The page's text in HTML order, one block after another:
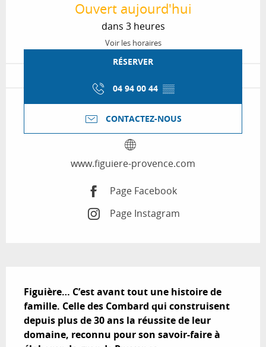
Ouvert aujourd'hui
dans 3 heures
Voir les horaires
RÉSERVER
04 94 00 44 ▒▒
CONTACTEZ-NOUS
www.figuiere-provence.com
Page Facebook
Page Instagram
Figuière… C’est avant tout une histoire de
famille. Celle des Combard qui construisent
depuis plus de 30 ans la réussite de leur
domaine, reconnu pour son savoir-faire à